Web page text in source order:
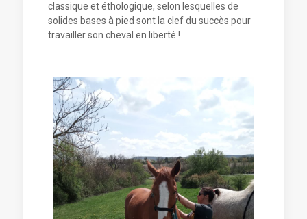
classique et éthologique, selon lesquelles de
solides bases à pied sont la clef du succès pour
travailler son cheval en liberté !